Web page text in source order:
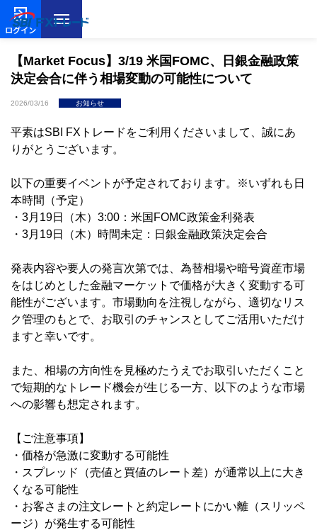
ログイン
【Market Focus】3/19 米国FOMC、日銀金融政策
決定会合に伴う相場変動の可能性について
2026/03/16 お知らせ
平素はSBI FXトレードをご利用くださいまして、誠にあ
りがとうございます。
以下の重要イベントが予定されております。※いずれも日
本時間（予定）
・3月19日（木）3:00：米国FOMC政策金利発表
・3月19日（木）時間未定：日銀金融政策決定会合
発表内容や要人の発言次第では、為替相場や暗号資産市場
をはじめとした金融マーケットで価格が大きく変動する可
能性がございます。市場動向を注視しながら、適切なリス
ク管理のもとで、お取引のチャンスとしてご活用いただけ
ますと幸いです。
また、相場の方向性を見極めたうえでお取引いただくこと
で短期的なトレード機会が生じる一方、以下のような市場
への影響も想定されます。
【ご注意事項】
・価格が急激に変動する可能性
・スプレッド（売値と買値のレート差）が通常以上に大き
くなる可能性
・お客さまの注文レートと約定レートにかい離（スリッペ
ージ）が発生する可能性